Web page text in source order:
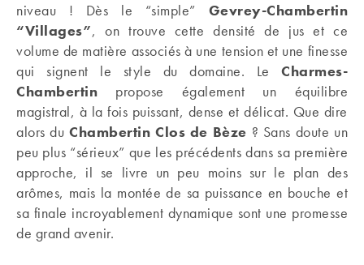
niveau ! Dès le “simple” Gevrey-Chambertin
“Villages”, on trouve cette densité de jus et ce
volume de matière associés à une tension et une finesse
qui signent le style du domaine. Le Charmes-
Chambertin propose également un équilibre
magistral, à la fois puissant, dense et délicat. Que dire
alors duChambertin Clos de Bèze ? Sans doute un
peu plus “sérieux” que les précédents dans sa première
approche, il se livre un peu moins sur le plan des
arômes, mais la montée de sa puissance en bouche et
sa finale incroyablement dynamique sont une promesse
de grand avenir.